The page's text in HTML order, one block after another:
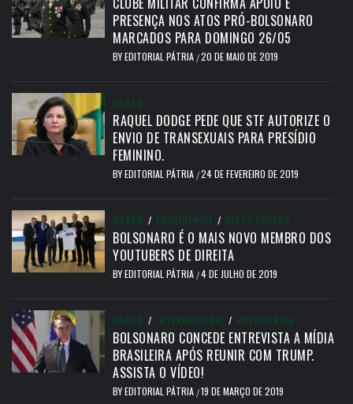
PRESENÇA NOS ATOS PRÓ-BOLSONARO
MARCADOS PARA DOMINGO 26/05
BYEDITORIAL PÁTRIA /20 DE MAIO DE 2019
BRASIL
RAQUEL DODGE PEDE QUE STF AUTORIZE O
ENVIO DE TRANSEXUAIS PARA PRESÍDIO
FEMININO.
BYEDITORIAL PÁTRIA /24 DE FEVEREIRO DE 2019
BRASIL / PRESIDÊNCIA / REDES SOCIAIS
BOLSONARO É O MAIS NOVO MEMBRO DOS
YOUTUBERS DE DIREITA
BYEDITORIAL PÁTRIA /4 DE JULHO DE 2019
BRASIL / INTERNACIONAL / PRESIDÊNCIA
BOLSONARO CONCEDE ENTREVISTA A MÍDIA
BRASILEIRA APÓS REUNIR COM TRUMP.
ASSISTA O VÍDEO!
BYEDITORIAL PÁTRIA /19 DE MARÇO DE 2019